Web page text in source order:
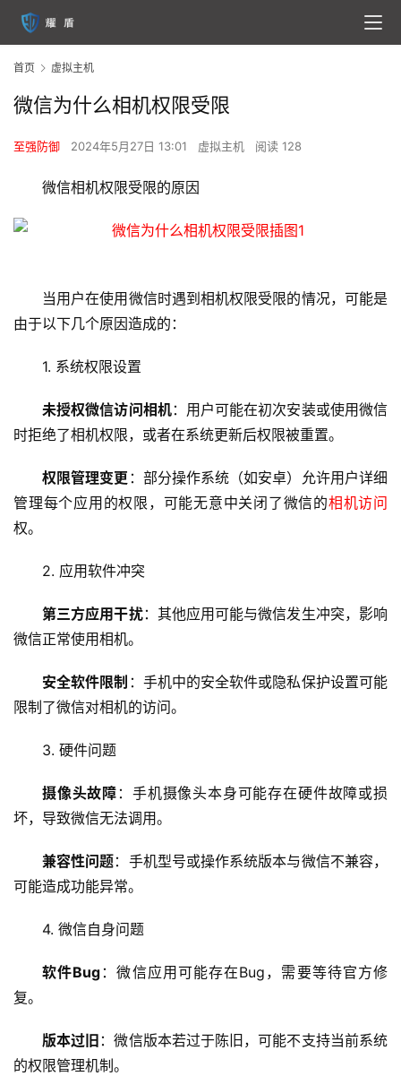
页
器
虚
拟
技
程
首页 虚拟主机
微信为什么相机权限受限
至强防御 2024年5月27日 13:01 虚拟主机 阅读 128
微信相机权限受限的原因
当用户在使用微信时遇到相机权限受限的情况，可能是
由于以下几个原因造成的：
1. 系统权限设置
未授权微信访问相机：用户可能在初次安装或使用微信
时拒绝了相机权限，或者在系统更新后权限被重置。
权限管理变更 ：部分操作系统（如安卓）允许用户详细
管理每个应用的权限，可能无意中关闭了微信的相机访问
权。
2. 应用软件冲突
第三方应用干扰：其他应用可能与微信发生冲突，影响
微信正常使用相机。
安全软件限制 ：手机中的安全软件或隐私保护设置可能
限制了微信对相机的访问。
3. 硬件问题
摄像头故障 ：手机摄像头本身可能存在硬件故障或损
坏，导致微信无法调用。
兼容性问题：手机型号或操作系统版本与微信不兼容，
可能造成功能异常。
4. 微信自身问题
软件Bug ：微信应用可能存在Bug，需要等待官方修
复。
版本过旧 ：微信版本若过于陈旧，可能不支持当前系统
的权限管理机制。